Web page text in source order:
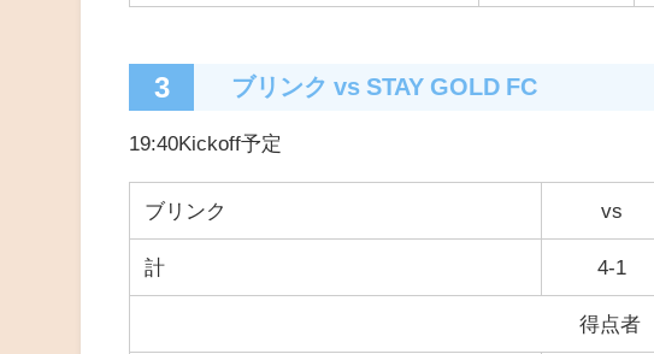
3 ブリンク vs STAY GOLD FC
19:40Kickoff予定
ブリンク vs
計 4-1
得点者